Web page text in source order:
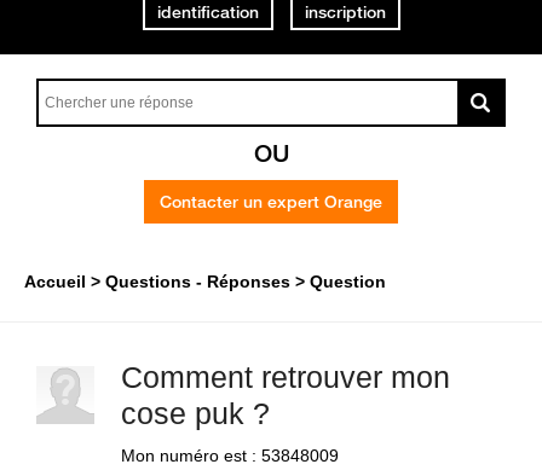
identification inscription
OU
Contacter un expert Orange
Accueil Questions - Réponses Question
Comment retrouver mon
cose puk ?
Mon numéro est : 53848009